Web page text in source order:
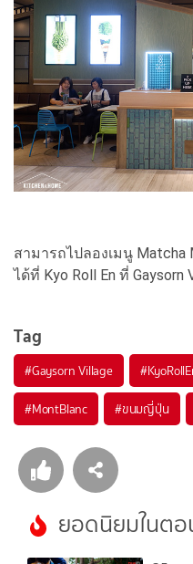
สามารถไปลองเมนู
ได้ที่ Kyo Roll En ที่
Tag
#Gaysorn Village #
#MontBlanc #ขนมญี่ปุ่น
ยอดนิยมในต